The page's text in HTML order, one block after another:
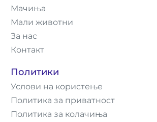
Мачиња
Мали животни
За нас
Контакт
Политики
Услови на користење
Политика за приватност
Политика за колачиња